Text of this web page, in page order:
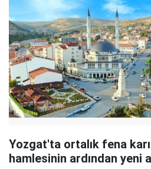
Yozgat'ta ortalık fena
hamlesinin ardından yeni